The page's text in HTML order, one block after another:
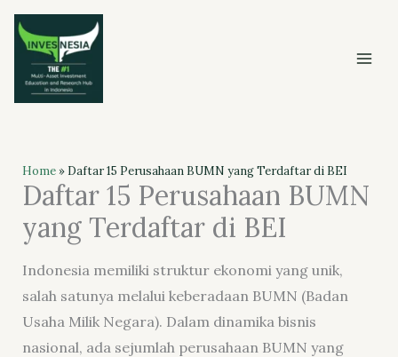
Skip
content
Home» Daftar 15 Perusahaan BUMN yang Terdaftar di BEI
Daftar 15 Perusahaan BUMN
yang Terdaftar di BEI
Indonesia memiliki struktur ekonomi yang unik,
salah satunya melalui keberadaan BUMN (Badan
Usaha Milik Negara). Dalam dinamika bisnis
nasional, ada sejumlah perusahaan BUMN yang